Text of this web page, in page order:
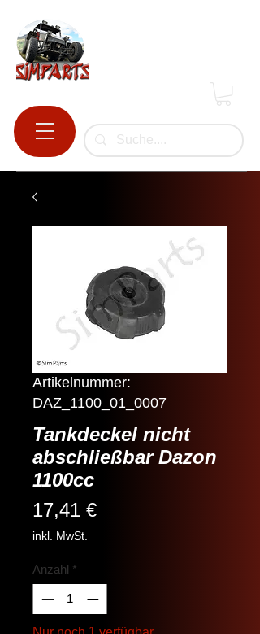
Artikelnummer:
DAZ_1100_01_0007
Tankdeckel nicht
abschließbar Dazon
1100cc
17,41 €Preis
inkl. MwSt.
Anzahl *